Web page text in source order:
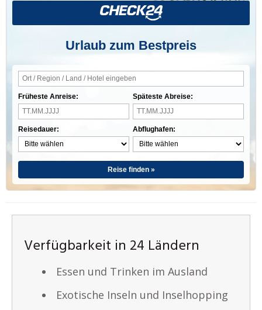
Urlaub zum Bestpreis
Früheste Anreise:
Reisedauer:
Späteste Abreise:
Abflughafen:
Reise finden »
Verfügbarkeit in 24 Ländern
Essen und Trinken im Ausland
Exotische Inseln und Inselhopping